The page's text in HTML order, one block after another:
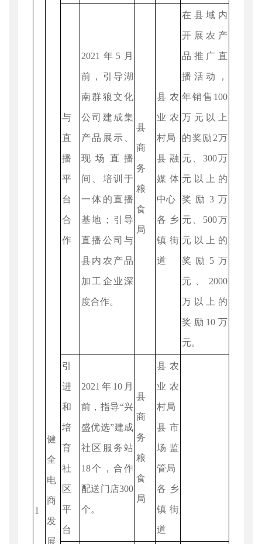
1
健
全
电
商
发
展
与
直
播
平
台
合
作
2021年5月
前，引导湖
南群狼文化
公司建成集
产品展示、
现场直播
间、培训于
一体的直播
基地；引导
直播公司与
县内农产品
加工企业深
度合作。
县
商
务
粮
食
局
县农
业农
村局
县融
媒体
中心
各乡
镇街
道
在县域内
开展农产
品推广直
播活动，
年销售100
万元以上
的奖励2万
元、300万
元以上的
奖励3万
元、500万
元以上的
奖励5万
元、2000
万以上的
奖励10万
元。
引
进
和
培
育
社
区
平
台
2021年10月
前，指导“兴
盛优选”建成
社区服务站
18个，合作
配送门店300
个。
县
商
务
粮
食
局
县农
业农
村局
县市
场监
管局
各乡
镇街
道